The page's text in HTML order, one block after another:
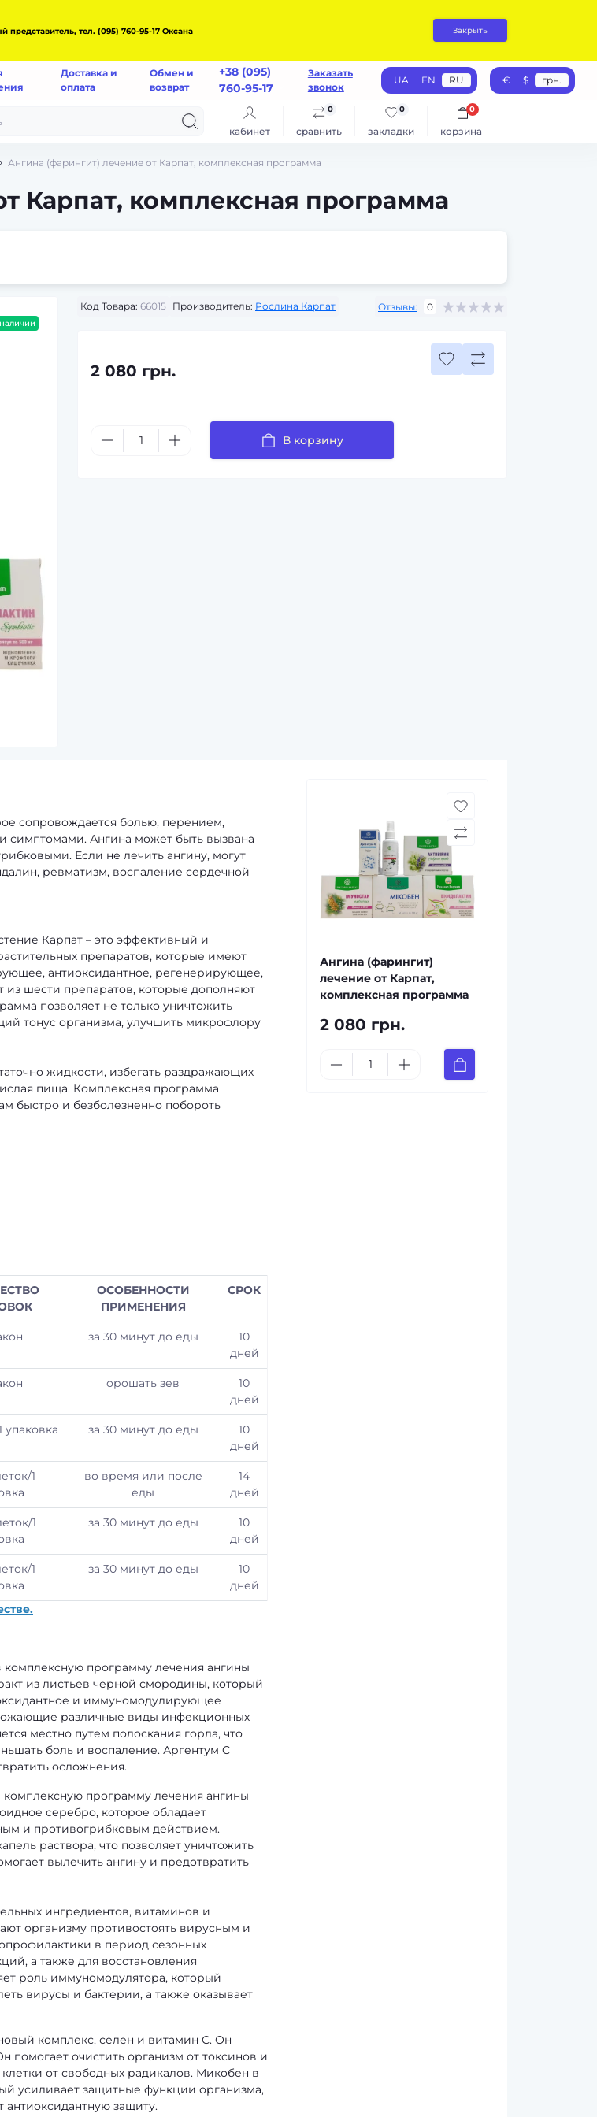
тел. (095) 760-95-17 Оксана Закрыть
Доставка и
оплата
Обмен и
возврат
+38 (095)
760-95-17
Заказать
звонок
UA EN RU € $ грн.
кабинет сравнить
0
закладки
0
корзина
0
Ангина (фарингит) лечение от Карпат, комплексная программа
Карпат, комплексная программа
Код Товара: 66015 Производитель: Рослина Карпат Отзывы: 0
2 080 грн.
В корзину
сопровождается болью, перением,
Ангина может быть вызвана
Если не лечить ангину, могут
ревматизм, воспаление сердечной
Карпат – это эффективный и
препаратов, которые имеют
антиоксидантное, регенерирующее,
из шести препаратов, которые дополняют
позволяет не только уничтожить
тонус организма, улучшить микрофлору
жидкости, избегать раздражающих
пища. Комплексная программа
быстро и безболезненно побороть
ОСОБЕННОСТИ
ПРИМЕНЕНИЯ
СРОК
за 30 минут до еды
10
дней
орошать зев
10
дней
упаковка за 30 минут до еды
10
дней
1
во время или после
еды
14
дней
1
за 30 минут до еды
10
дней
1
за 30 минут до еды
10
дней
комплексную программу лечения ангины
из листьев черной смородины, который
и иммуномодулирующее
различные виды инфекционных
местно путем полоскания горла, что
боль и воспаление. Аргентум C
осложнения.
комплексную программу лечения ангины
серебро, которое обладает
и противогрибковым действием.
раствора, что позволяет уничтожить
вылечить ангину и предотвратить
ингредиентов, витаминов и
организму противостоять вирусным и
в период сезонных
а также для восстановления
роль иммуномодулятора, который
вирусы и бактерии, а также оказывает
комплекс, селен и витамин С. Он
помогает очистить организм от токсинов и
от свободных радикалов. Микобен в
усиливает защитные функции организма,
антиоксидантную защиту.
Ангина (фарингит)
лечение от Карпат,
комплексная программа
2 080 грн.